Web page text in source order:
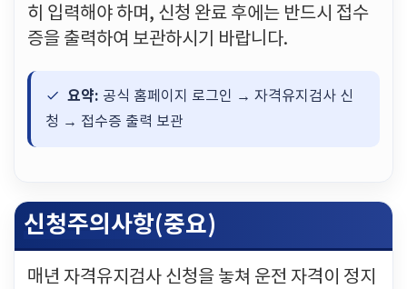
히 입력해야 하며, 신청 완료 후에는 반드시 접수
증을 출력하여 보관하시기 바랍니다.
요약: 공식 홈페이지 로그인 → 자격유지검사 신
청 → 접수증 출력 보관
신청주의사항(중요)
매년 자격유지검사 신청을 놓쳐 운전 자격이 정지